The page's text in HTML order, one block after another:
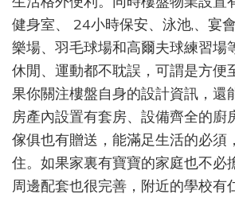
健身室、 24小時保安、泳池,、宴
樂場、羽毛球場和高爾夫球練習場
休閒、運動都不耽誤，可謂是方便
果你關注樓盤自身的設計資訊，還
房產內設置有套房、設備齊全的廚
傢俱也有贈送，能滿足生活的必須
住。如果家裏有寶寶的家庭也不必
周邊配套也很完善，附近的學校有